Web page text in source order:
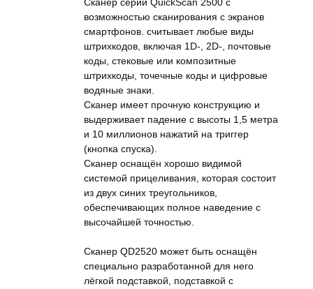
Сканер серии QuickScan 2500 с
возможностью сканирования с экранов
смартфонов. считывает любые виды
штрихкодов, включая 1D-, 2D-, почтовые
коды, стековые или композитные
штрихкоды, точечные коды и цифровые
водяные знаки.
Сканер имеет прочную конструкцию и
выдерживает падение с высоты 1,5 метра
и 10 миллионов нажатий на триггер
(кнопка спуска).
Сканер оснащён хорошо видимой
системой прицеливания, которая состоит
из двух синих треугольников,
обеспечивающих полное наведение с
высочайшей точностью.
Сканер QD2520 может быть оснащён
специально разработанной для него
лёгкой подставкой, подставкой с